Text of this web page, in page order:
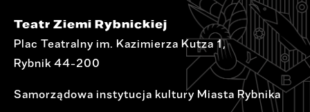
Teatr Ziemi Rybnickiej
Plac Teatralny im. Kazimierza Kutza 1,
Rybnik 44-200
Samorządowa instytucja kultury Miasta Rybnika